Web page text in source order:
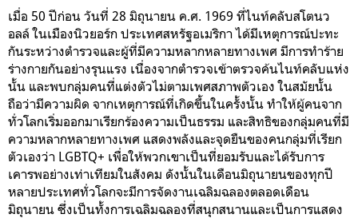
เมื่อ 50 ปีก่อน วันที่ 28 มิถุนายน ค.ศ. 1969 ที่ไนท์คลับสโตนว
อลล์ ในเมืองนิวยอร์ก ประเทศสหรัฐอเมริกา ได้มีเหตุการณ์ปะทะ
กันระหว่างตำรวจและผู้ที่มีความหลากหลายทางเพศ มีการทำร้าย
ร่างกายกันอย่างรุนแรง เนื่องจากตำรวจเข้าตรวจค้นไนท์คลับแห่ง
นั้น และพบกลุ่มคนที่แต่งตัวไม่ตามเพศสภาพตัวเอง ในสมัยนั้น
ถือว่ามีความผิด จากเหตุการณ์ที่เกิดขึ้นในครั้งนั้น ทำให้ผู้คนจาก
ทั่วโลกเริ่มออกมาเรียกร้องความเป็นธรรม และสิทธิของกลุ่มคนที่มี
ความหลากหลายทางเพศ แสดงพลังและจุดยืนของคนกลุ่มที่เรียก
ตัวเองว่า LGBTQ+ เพื่อให้พวกเขาเป็นที่ยอมรับและได้รับการ
เคารพอย่างเท่าเทียมในสังคม ดังนั้นในเดือนมิถุนายนของทุกปี
หลายประเทศทั่วโลกจะมีการจัดงานเฉลิมฉลองตลอดเดือน
มิถุนายน ซึ่งเป็นทั้งการเฉลิมฉลองที่สนุกสนานและเป็นการแสดง